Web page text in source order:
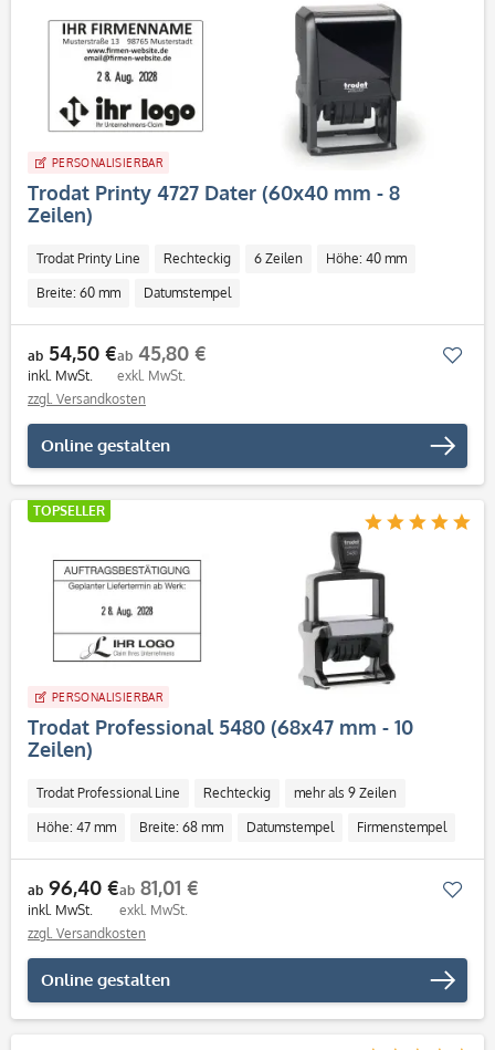
PERSONALISIERBAR
Trodat Printy 4727 Dater (60x40 mm - 8
Zeilen)
Trodat Printy Line Rechteckig 6 Zeilen Höhe: 40 mm
Breite: 60 mm Datumstempel
ab 54,50 €
inkl. MwSt.
ab 45,80 €
exkl. MwSt.
zzgl. Versandkosten
Online gestalten
TOPSELLER
PERSONALISIERBAR
Trodat Professional 5480 (68x47 mm - 10
Zeilen)
Trodat Professional Line Rechteckig mehr als 9 Zeilen
Höhe: 47 mm Breite: 68 mm Datumstempel Firmenstempel
Individuell
ab 96,40 €
inkl. MwSt.
ab 81,01 €
exkl. MwSt.
zzgl. Versandkosten
Online gestalten